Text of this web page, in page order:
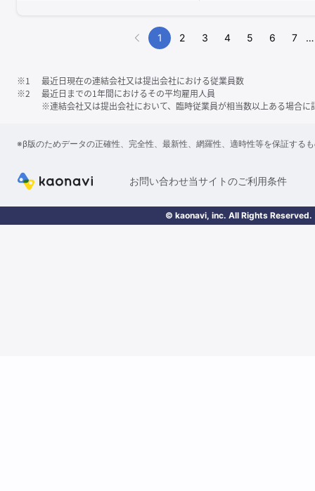
1 2 3 4 5 6 7 …
※1
最近日現在の連結会社又は提出会社における従業員数
※2
最近日までの1年間におけるその平均雇用人員
※連結会社又は提出会社において、臨時従業員が相当数以上ある場合に
※β版のためデータの正確性、完全性、最新性、網羅性、適時性等を保証する
お問い合わせ当サイトのご利用条件
© kaonavi, inc. All Rights Reserved.